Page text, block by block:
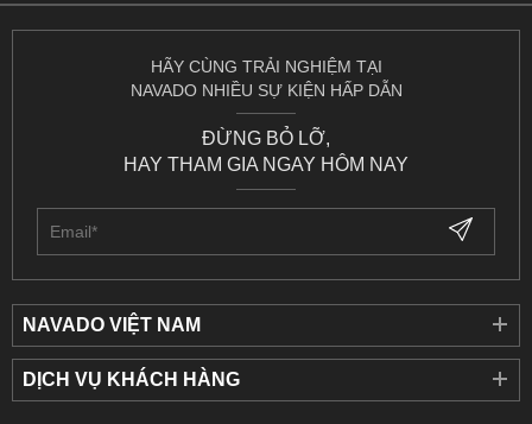
NAVADO VIỆT NAM
DỊCH VỤ KHÁCH HÀNG
HÃY CÙNG TRẢI NGHIỆM TẠI
NAVADO NHIỀU SỰ KIỆN HẤP DẪN
ĐỪNG BỎ LỠ,
HAY THAM GIA NGAY HÔM NAY